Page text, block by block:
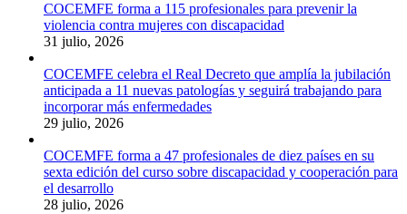
COCEMFE forma a 115 profesionales para prevenir la
violencia contra mujeres con discapacidad
31 julio, 2026
COCEMFE celebra el Real Decreto que amplía la jubilación
anticipada a 11 nuevas patologías y seguirá trabajando para
incorporar más enfermedades
29 julio, 2026
COCEMFE forma a 47 profesionales de diez países en su
sexta edición del curso sobre discapacidad y cooperación para
el desarrollo
28 julio, 2026